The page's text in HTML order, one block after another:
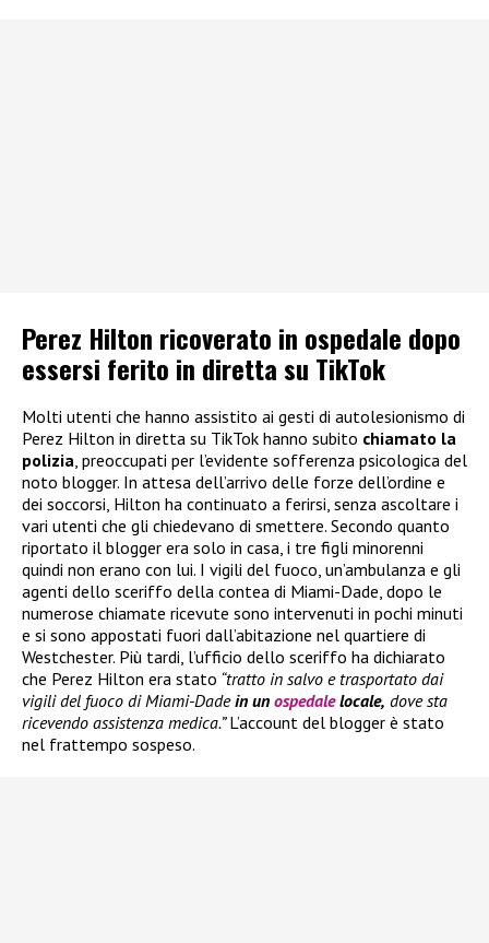
Perez Hilton ricoverato in ospedale dopo
essersi ferito in diretta su TikTok
Molti utenti che hanno assistito ai gesti di autolesionismo di
Perez Hilton in diretta su TikTok hanno subito chiamato la
polizia , preoccupati per l’evidente sofferenza psicologica del
noto blogger. In attesa dell’arrivo delle forze dell’ordine e
dei soccorsi, Hilton ha continuato a ferirsi, senza ascoltare i
vari utenti che gli chiedevano di smettere. Secondo quanto
riportato il blogger era solo in casa, i tre figli minorenni
quindi non erano con lui. I vigili del fuoco, un’ambulanza e gli
agenti dello sceriffo della contea di Miami-Dade, dopo le
numerose chiamate ricevute sono intervenuti in pochi minuti
e si sono appostati fuori dall’abitazione nel quartiere di
Westchester. Più tardi, l’ufficio dello sceriffo ha dichiarato
che Perez Hilton era stato “tratto in salvo e trasportato dai
vigili del fuoco di Miami-Dadein un ospedalelocale, dove sta
ricevendo assistenza medica.”L’account del blogger è stato
nel frattempo sospeso.